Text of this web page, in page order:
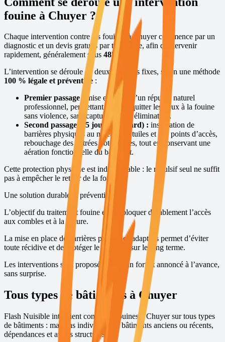
fouine à Chuyer ?
Chaque intervention contre les fouines àChuyercommence par un
diagnostic et un devis gratuits par téléphone, afin d’intervenir
rapidement, généralement sous 48h
L’intervention se déroule en deux passages fixes, selon une méthode
100 % légale et préventive :
Premier passage :
mise en place d’un répulsif naturel
professionnel, permettant de faire quitter les lieux à la fouine
sans violence, sans capture et sans élimination.
Second passage (15 jours plus tard) : installation de
barrières physiques au niveau des tuiles et des points d’accès,
rebouchage des entrées potentielles, tout en conservant une
aération fonctionnelle du bâtiment.
Cette protection physique est indispensable : le répulsif seul ne suffit
pas à empêcher le retour de la fouine.
Une solution durable et préventive
L’objectif du traitement fouine est de bloquer durablement l’accès
aux combles et à la toiture.
La mise en place de barrières physiques adaptées permet d’éviter
toute récidive et de protéger le bâtiment sur le long terme.
Les interventions sont proposées avec un forfait annoncé à l’avance,
sans surprise.
Tous types de bâtiments à Chuyer
Flash Nuisible intervient contre les fouines àChuyersur tous types
de bâtiments : maisons individuelles, bâtiments anciens ou récents,
dépendances et autres structures.